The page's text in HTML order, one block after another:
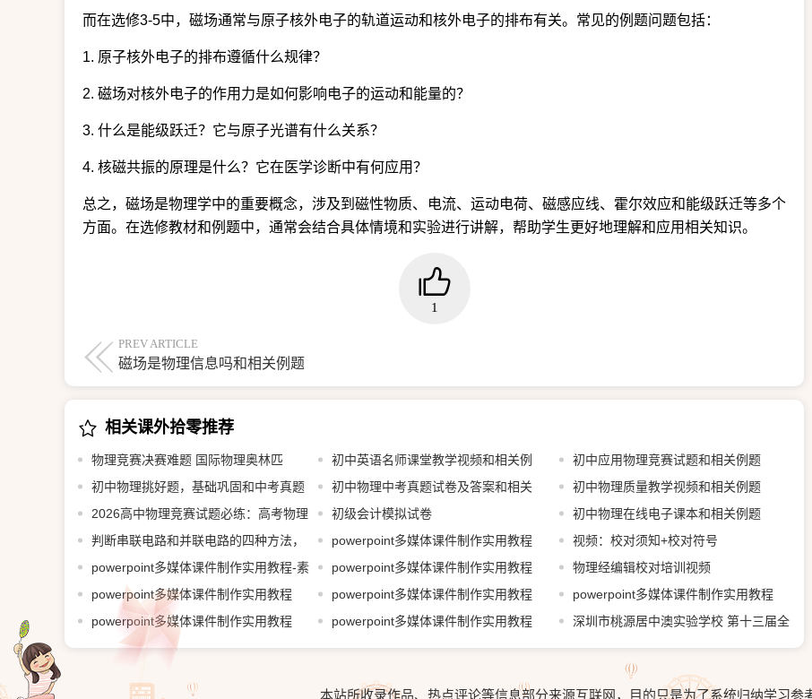
而在选修3-5中，磁场通常与原子核外电子的轨道运动和核外电子的排布有关。常见的例题问题包括：
1. 原子核外电子的排布遵循什么规律？
2. 磁场对核外电子的作用力是如何影响电子的运动和能量的？
3. 什么是能级跃迁？它与原子光谱有什么关系？
4. 核磁共振的原理是什么？它在医学诊断中有何应用？
总之，磁场是物理学中的重要概念，涉及到磁性物质、电流、运动电荷、磁感应线、霍尔效应和能级跃迁等多个
方面。在选修教材和例题中，通常会结合具体情境和实验进行讲解，帮助学生更好地理解和应用相关知识。
1
PREV ARTICLE
磁场是物理信息吗和相关例题
相关课外拾零推荐
物理竞赛决赛难题 国际物理奥林匹 初中英语名师课堂教学视频和相关例
初中应用物理竞赛试题和相关例题
初中物理挑好题，基础巩固和中考真题
初中物理中考真题试卷及答案和相关
初中物理质量教学视频和相关例题
2026高中物理竞赛试题必练：高考物理
初级会计模拟试卷
初中物理在线电子课本和相关例题
判断串联电路和并联电路的四种方法，
学起来！
powerpoint多媒体课件制作实用教程
5.1~5.4打包共享
视频：校对须知+校对符号
powerpoint多媒体课件制作实用教程-素
材和源文件
powerpoint多媒体课件制作实用教程
7.1.1~7.2打包共享
物理经编辑校对培训视频
powerpoint多媒体课件制作实用教程
3.1~3.4打包共享
powerpoint多媒体课件制作实用教程
4.1~4.2打包共享
powerpoint多媒体课件制作实用教程
6.1~6.4打包共享
powerpoint多媒体课件制作实用教程
1.3（1）~1.3（7）打包共享
powerpoint多媒体课件制作实用教程
2.1~2.3打包共享
深圳市桃源居中澳实验学校 第十三届全
国中学物理青年教师教学大赛 初中A组 初
三 《焦耳定律》 冷霞 (重庆）
本站所收录作品、热点评论等信息部分来源互联网，目的只是为了系统归纳学习参